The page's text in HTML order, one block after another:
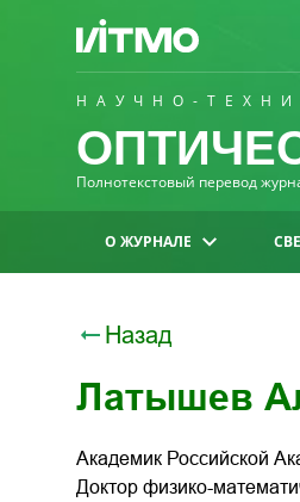
НАУЧНО-
Полнотекстовый перевод
О ЖУРНАЛЕ
Назад
Латышев
Академик Российской
Доктор физико-